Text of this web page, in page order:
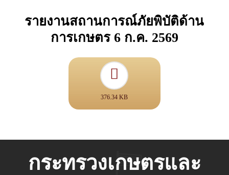
รายงานสถานการณ์ภัยพิบัติด้าน
การเกษตร 6 ก.ค. 2569
376.34 KB
กระทรวงเกษตรและ